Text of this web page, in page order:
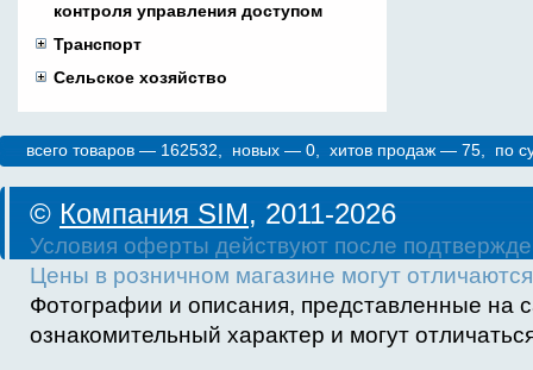
контроля управления доступом
Транспорт
Сельское хозяйство
всего товаров — 162532, новых — 0, хитов продаж — 75, по
© Компания SIM, 2011-2026
Условия оферты действуют после
Цены в розничном магазине могут
Фотографии и описания, представленные на
ознакомительный характер и могут